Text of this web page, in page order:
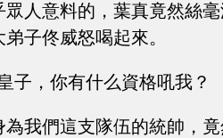
眾人意料的，葉真竟然絲
子佟威怒喝起來。
子，你有什么資格吼我？
為我們這支隊伍的統帥，